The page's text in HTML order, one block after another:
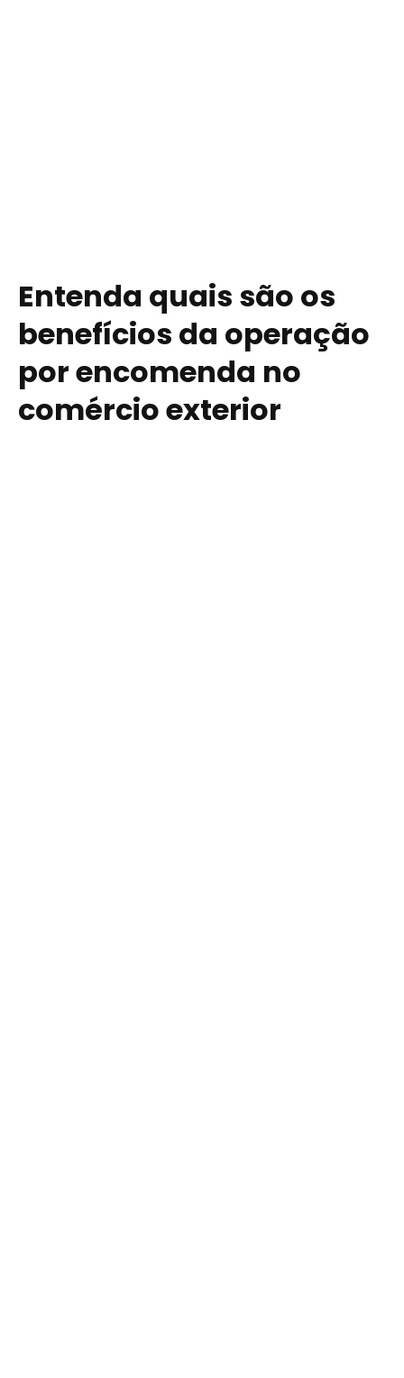
Entenda quais são os
benefícios da operação
por encomenda no
comércio exterior